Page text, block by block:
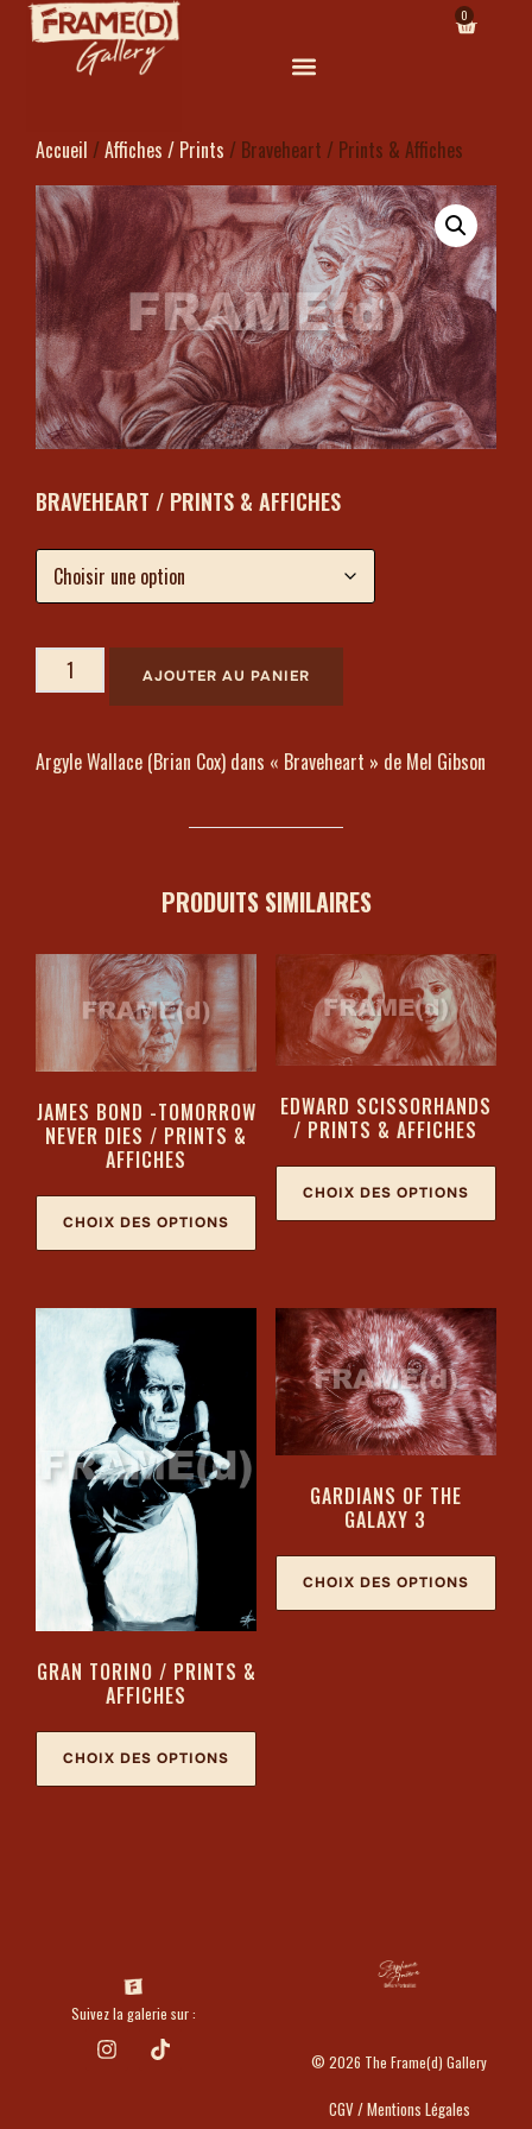
0
Accueil / Affiches / Prints / Braveheart / Prints & Affiches
BRAVEHEART / PRINTS & AFFICHES
AJOUTER AU PANIER
Argyle Wallace (Brian Cox) dans « Braveheart » de Mel Gibson
PRODUITS SIMILAIRES
JAMES BOND -TOMORROW
NEVER DIES / PRINTS &
AFFICHES
CHOIX DES OPTIONS
EDWARD SCISSORHANDS
/ PRINTS & AFFICHES
CHOIX DES OPTIONS
GRAN TORINO / PRINTS &
AFFICHES
CHOIX DES OPTIONS
GARDIANS OF THE
GALAXY 3
CHOIX DES OPTIONS
Suivez la galerie sur :
© 2026 The Frame(d) Gallery
CGV / Mentions Légales